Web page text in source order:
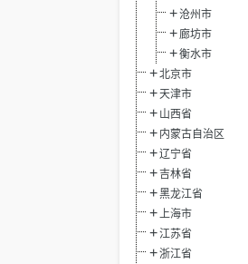
沧州市
廊坊市
衡水市
北京市
天津市
山西省
内蒙古自治区
辽宁省
吉林省
黑龙江省
上海市
江苏省
浙江省